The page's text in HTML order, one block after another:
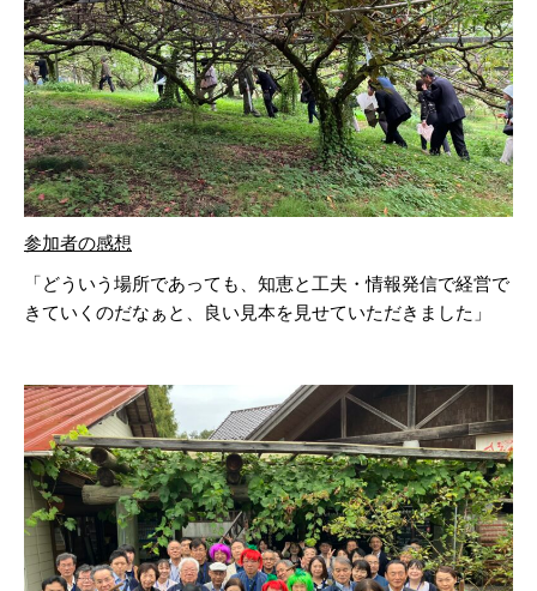
参加者の感想
「どういう場所であっても、知恵と工夫・情報発信で経営で
きていくのだなぁと、良い見本を見せていただきました」